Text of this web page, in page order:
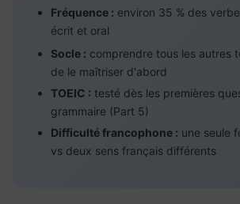
Fréquence : environ 35 % des
écrit et oral
Socle : comprendre tous les autres
de le maîtriser d'abord
TOEIC : testé dès les premières
grammaire (Part 5)
Difficulté francophone : une seule
vs deux sens français différents